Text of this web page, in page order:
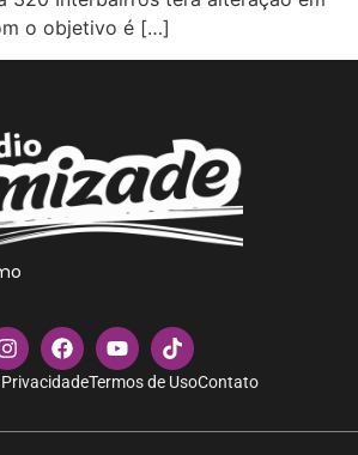
o objetivo é […]
Termos de UsoContato